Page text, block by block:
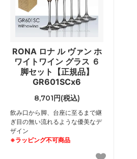
RONA ロナ ル ヴァン ホ
ワイトワイン グラス ６
脚セット【正規品】
GR601SCx6
8,701円(税込)
飲み口から脚、台座に至るまで継
ぎ目の無い流れるような優美なデ
ザイン
※ラッピング不可商品